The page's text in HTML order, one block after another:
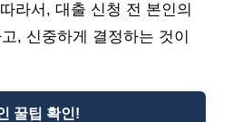
라서, 대출 신청 전 본인의
, 신중하게 결정하는 것이
꿀팁 확인!